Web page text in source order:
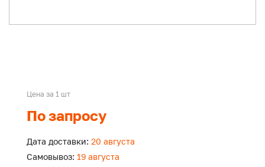
Цена за 1 шт
По запросу
Дата доставки: 20 августа
Самовывоз: 19 августа